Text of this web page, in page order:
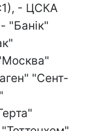
- ЦСКА
"Банік"
"Сент-